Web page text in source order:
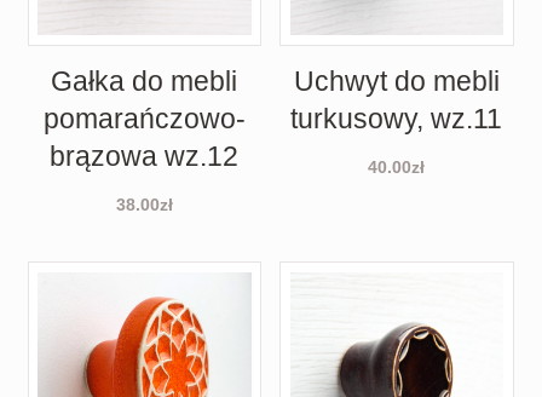
Gałka do mebli
pomarańczowo-
brązowa wz.12
38.00zł
Uchwyt do mebli
turkusowy, wz.11
40.00zł